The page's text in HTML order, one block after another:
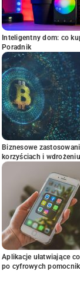
Inteligentny dom: co
Poradnik
Biznesowe
korzyściach i wdrożeniu
Aplikacje ułatwiające
po cyfrowych